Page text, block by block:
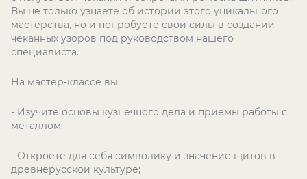
Вы не только узнаете об истории этого уникального
мастерства, но и попробуете свои силы в создании
чеканных узоров под руководством нашего
специалиста.
На мастер-классе вы:
- Изучите основы кузнечного дела и приемы работы с
металлом;
- Откроете для себя символику и значение щитов в
древнерусской культуре;